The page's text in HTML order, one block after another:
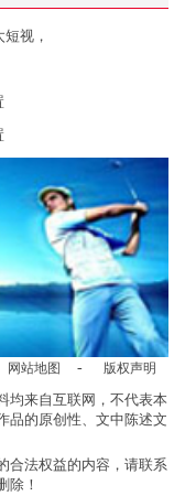
视，
网站地图 - 版权声明
均来自互联网，不代表本
品的原创性、文中陈述文
合法权益的内容，请联系
除！